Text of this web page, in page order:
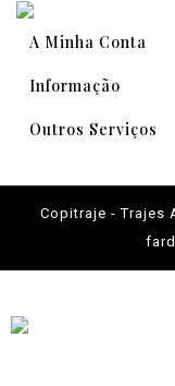
A Minha Conta
Informação
Outros Serviços
Copitraje - Trajes